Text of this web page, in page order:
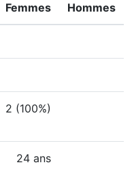
Femmes Hommes
2 (100%)
24 ans